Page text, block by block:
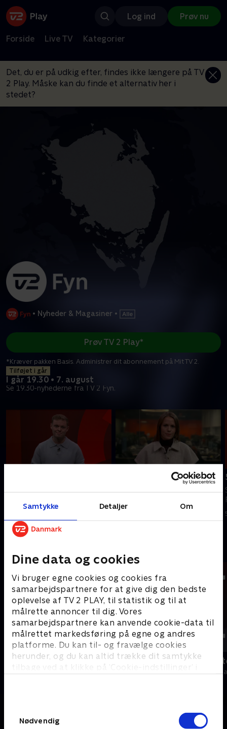
Samtykke Detaljer Om
Dine data og cookies
Vi bruger egne cookies og cookies fra
samarbejdspartnere for at give dig den bedste
oplevelse af TV 2 PLAY, til statistik og til at
målrette annoncer til dig. Vores
samarbejdspartnere kan anvende cookie-data til
målrettet markedsføring på egne og andres
platforme. Du kan til- og fravælge cookies
herunder, og du kan altid trække dit samtykke
tilbage ved at klikke på ’Cookie-indstillinger’ i
Nødvendig
Log ind Prøv nu
Forside Live TV Kategorier
Det, du er på udkig efter, findes ikke længere på TV
2 Play. Måske kan du finde et alternativ her i
stedet?
• Nyheder & Magasiner •
Tilføjet i går
I går 19.30 • 7. august
Se 19.30-nyhederne fra TV 2 Fyn.
Prøv TV 2 Play*
*Kræver pakken Basis. Administrer dit abonnement på Mit TV 2.
I går • 23 min
19 News
Nyheder Nyheder &